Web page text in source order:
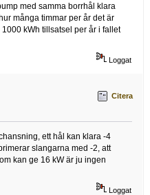
med samma borrhål klara
många timmar per år det är
kWh tillsatsel per år i fallet
Loggat
Citera
ett hål kan klara -4
slangarna med -2, att
kan ge 16 kW är ju ingen
Loggat